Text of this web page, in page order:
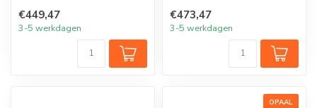
€449,47
3-5 werkdagen
acrylaa...
€473,47
3-5 werkdagen
OPAAL